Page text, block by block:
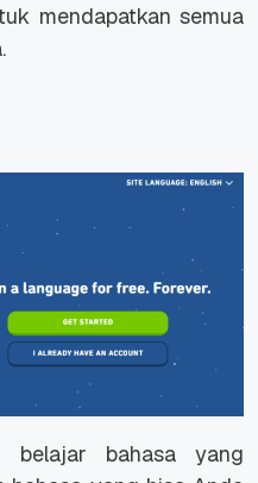
mendapatkan semua
belajar bahasa yang